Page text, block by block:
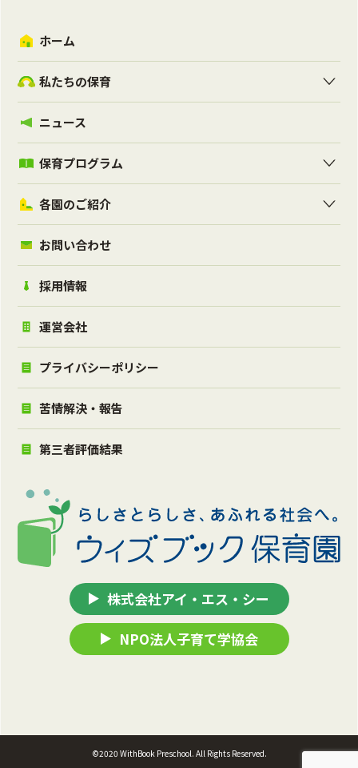
株式会社アイ・エス・シー
NPO法人子育て学協会
ホーム
私たちの保育
ニュース
保育プログラム
各園のご紹介
お問い合わせ
採用情報
運営会社
プライバシーポリシー
苦情解決・報告
第三者評価結果
©2020 WithBook Preschool. All Rights Reserved.